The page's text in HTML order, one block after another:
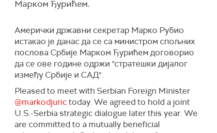
Марком Ђурићем.
Амерички државни секретар Марко Рубио
истакао је данас да се са министром спољних
послова Србије Марком Ђурићем договорио
да се ове године одржи "стратешки дијалог
између Србије и САД".
Pleased to meet with Serbian Foreign Minister
@markodjurictoday. We agreed to hold a joint
U.S.-Serbia strategic dialogue later this year. We
are committed to a mutually beneficial